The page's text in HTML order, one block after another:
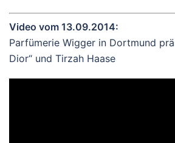
Video vom 13.09.2014:
Parfümerie Wigger in Dortmund
Dior“ und Tirzah Haase